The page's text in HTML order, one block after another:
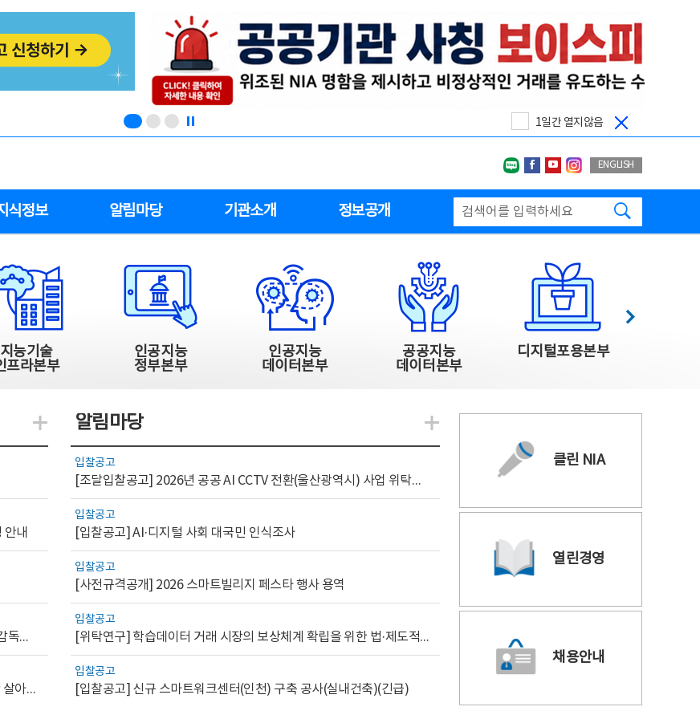
1일간 열지않음
네이버블로그
페이스북
유투브인스타그랩
ENGLISH
식정보 알림마당 기관소개 정보공개
지능기술
프라본부
인공지능
정부본부
인공지능
데이터본부
공공지능
데이터본부
디지털포용본부
다음
안내
[AI.GOV 이슈리포트 2026-1호]공공부문 AI 통제를 위한 사람 감독의 해외 사례 분석 및 시사점
[디지털서비스 이슈리포트2026-7] 워크플로우를 가진 SaaS만 살아남는다
지식관련 더보기
알림마당
입찰공고
[조달입찰공고] 2026년 공공 AI CCTV 전환(울산광역시) 사업 위탁감리
입찰공고
[입찰공고] AI·디지털 사회 대국민 인식조사
입찰공고
[사전규격공개] 2026 스마트빌리지 페스타 행사 용역
입찰공고
[위탁연구] 학습데이터 거래 시장의 보상체계 확립을 위한 법·제도적 검토 방안 연구
입찰공고
[입찰공고] 신규 스마트워크센터(인천) 구축 공사(실내건축)(긴급)
알림관련 더보기
클린 NIA
열린경영
채용안내